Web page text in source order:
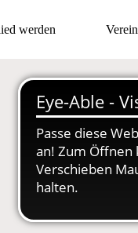
werden Verein